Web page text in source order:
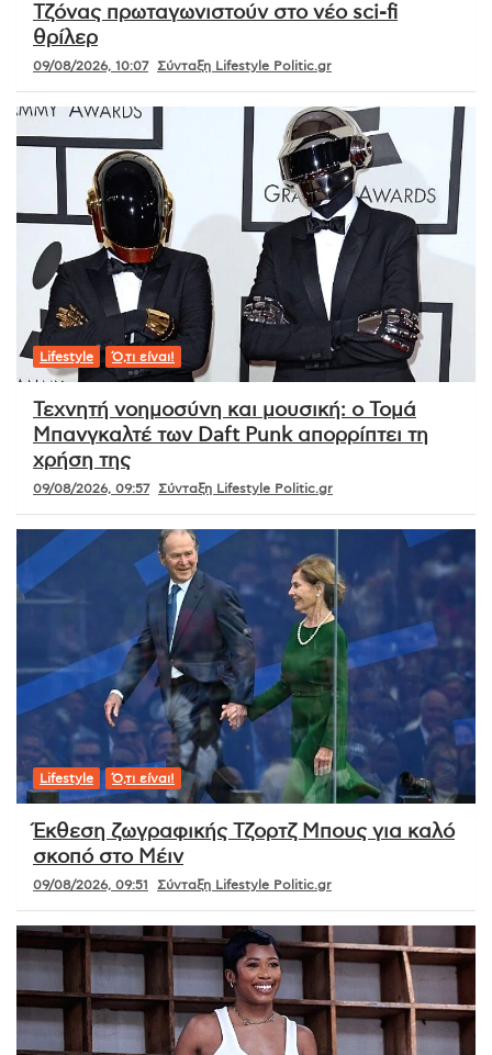
Τζόνας πρωταγωνιστούν στο νέο sci-fi
θρίλερ
09/08/2026, 10:07 Σύνταξη Lifestyle Politic.gr
Lifestyle Ό,τι είναι!
Τεχνητή νοημοσύνη και μουσική: ο Τομά
Μπανγκαλτέ των Daft Punk απορρίπτει τη
χρήση της
09/08/2026, 09:57 Σύνταξη Lifestyle Politic.gr
Lifestyle Ό,τι είναι!
Έκθεση ζωγραφικής Τζορτζ Μπους για καλό
σκοπό στο Μέιν
09/08/2026, 09:51 Σύνταξη Lifestyle Politic.gr